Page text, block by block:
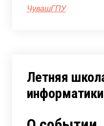
ЧувашГПУ
Летняя